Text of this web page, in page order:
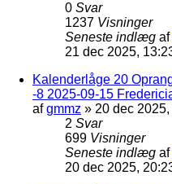
0 Svar
1237 Visninger
Seneste indlæg af
21 dec 2025,
Kalenderlåge 20
-8 2025-09-15
afgmmz » 20 dec
2 Svar
699 Visninger
Seneste indlæg af
20 dec 2025,